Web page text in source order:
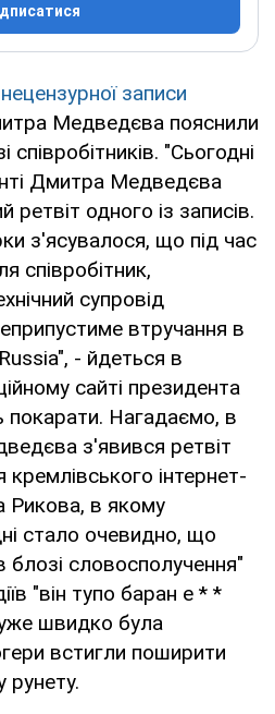
записи
Медведєва пояснили
"Сьогодні
Дмитра Медведєва
ретвіт одного із записів.
з'ясувалося, що під час
співробітник,
супровід
втручання в
- йдеться в
сайті президента
покарати. Нагадаємо, в
з'явився ретвіт
кремлівського інтернет-
Рикова, в якому
стало очевидно, що
словосполучення"
"він тупо баран е * *
швидко була
встигли поширити
рунету.